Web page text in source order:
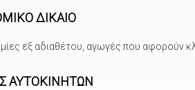
ΔΙΚΑΙΟ
εξ αδιαθέτου, αγωγές που αφορούν
ΑΥΤΟΚΙΝΗΤΩΝ